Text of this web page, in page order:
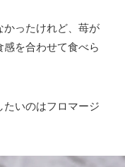
かったけれど、苺が
を合わせて食べら
いのはフロマージ